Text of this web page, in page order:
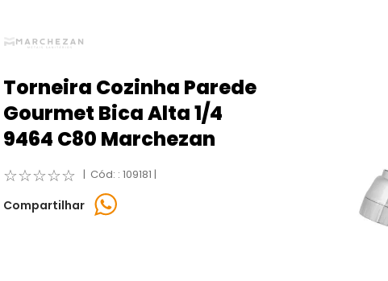
Torneira Cozinha Parede
Gourmet Bica Alta 1/4
9464 C80 Marchezan
☆☆☆☆☆ : 109181
Compartilhar